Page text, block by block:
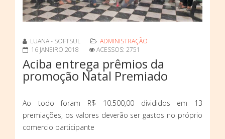
LUANA - SOFTSUL
ADMINISTRAÇÃO
16 JANEIRO 2018
ACESSOS: 2751
Aciba entrega prêmios da
promoção Natal Premiado
Ao todo foram R$ 10.500,00 divididos em 13
premiações, os valores deverão ser gastos no próprio
comercio participante